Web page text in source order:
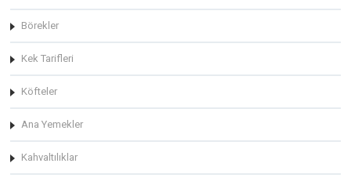
Börekler
Kek Tarifleri
Köfteler
Ana Yemekler
Kahvaltılıklar